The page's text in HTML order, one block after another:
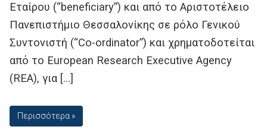
Εταίρου (“beneficiary”) και από το Αριστοτέλειο
Πανεπιστήμιο Θεσσαλονίκης σε ρόλο Γενικού
Συντονιστή (“Co-ordinator”) και χρηματοδοτείται
από το European Research Executive Agency
(REA), για […]
Περισσότερα »